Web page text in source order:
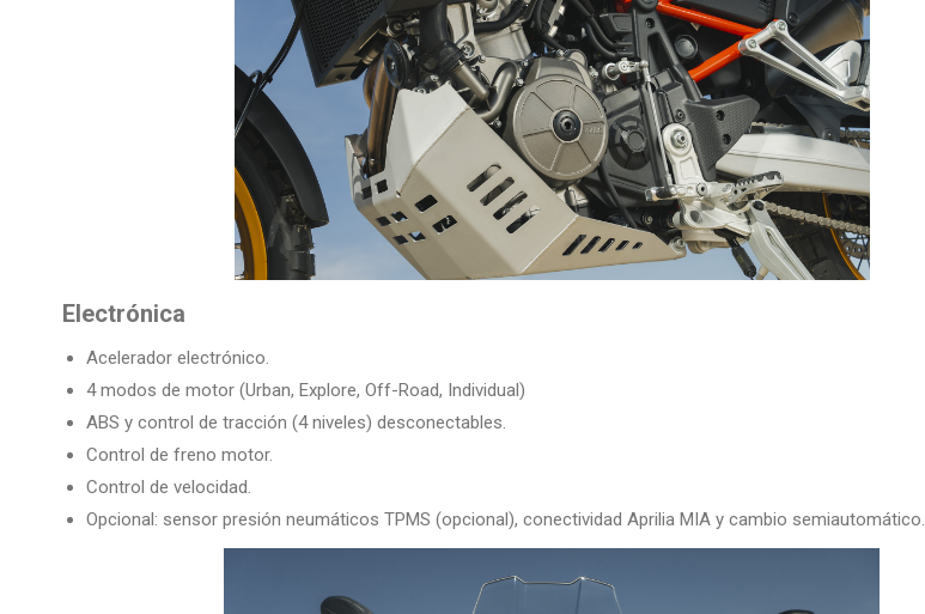
Electrónica
Acelerador electrónico.
4 modos de motor (Urban, Explore, Off-Road, Individual)
ABS y control de tracción (4 niveles) desconectables.
Control de freno motor.
Control de velocidad.
Opcional: sensor presión neumáticos TPMS (opcional), conectividad Aprilia MIA y cambio semiautomático.